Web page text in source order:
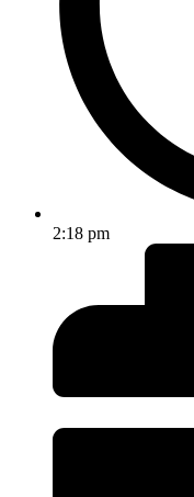
2:18 pm